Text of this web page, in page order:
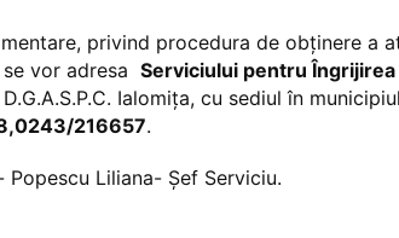
privind procedura de obținere a
vor adresa Serviciului pentru
Ialomița, cu sediul în
216657.
Liliana- Șef Serviciu.